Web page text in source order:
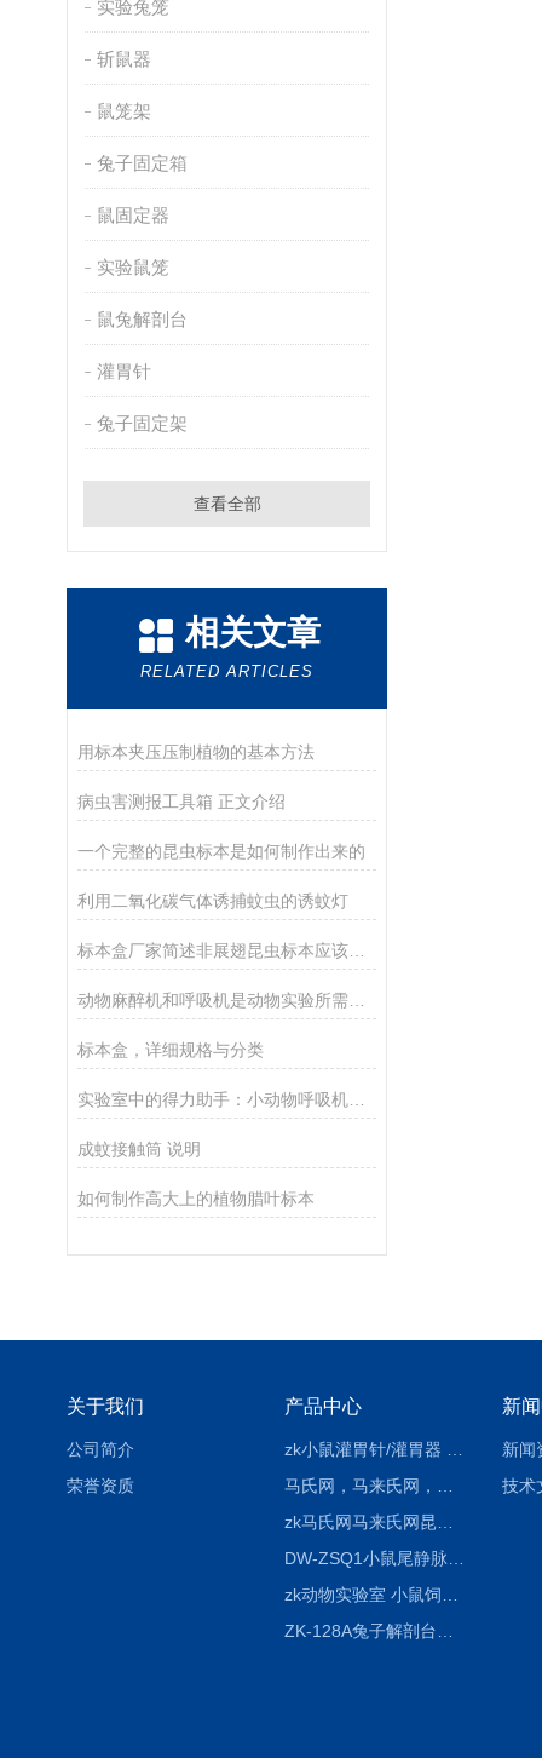
实验兔笼
斩鼠器
鼠笼架
兔子固定箱
鼠固定器
实验鼠笼
鼠兔解剖台
灌胃针
兔子固定架
查看全部
相关文章
RELATED ARTICLES
用标本夹压压制植物的基本方法
病虫害测报工具箱 正文介绍
一个完整的昆虫标本是如何制作出来的
利用二氧化碳气体诱捕蚊虫的诱蚊灯
标本盒厂家简述非展翅昆虫标本应该如何去制作？
标本盒，详细规格与分类
实验室中的得力助手：小动物呼吸机在科研中的应用
成蚊接触筒 说明
如何制作高大上的植物腊叶标本
关于我们
公司简介
荣誉资质
产品中心 新
新闻
技术